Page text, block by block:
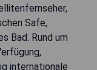
Safe,
Bad. Rund um
internationale